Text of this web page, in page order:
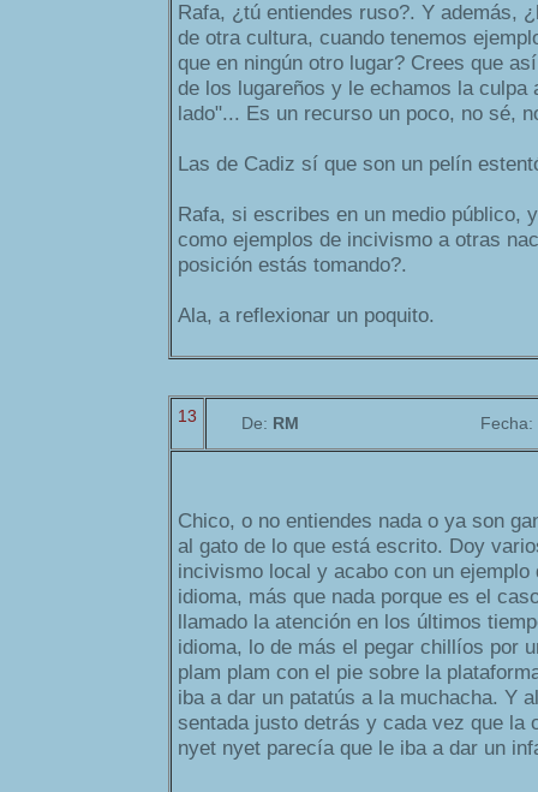
Rafa, ¿tú entiendes ruso?. Y además,
de otra cultura, cuando tenemos
que en ningún otro lugar? Crees que
de los lugareños y le echamos la culpa
lado"... Es un recurso un poco, no sé,
Las de Cadiz sí que son un pelín
Rafa, si escribes en un medio público,
como ejemplos de incivismo a otras
posición estás tomando?.
Ala, a reflexionar un poquito.
13 De: RM Fecha:
Chico, o no entiendes nada o ya son
al gato de lo que está escrito. Doy
incivismo local y acabo con un ejemplo
idioma, más que nada porque es el
llamado la atención en los últimos
idioma, lo de más el pegar chillíos por
plam plam con el pie sobre la
iba a dar un patatús a la muchacha. Y
sentada justo detrás y cada vez que la
nyet nyet parecía que le iba a dar un